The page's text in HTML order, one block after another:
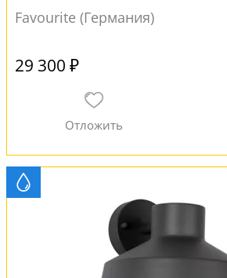
Favourite (Германия)
29 300 ₽